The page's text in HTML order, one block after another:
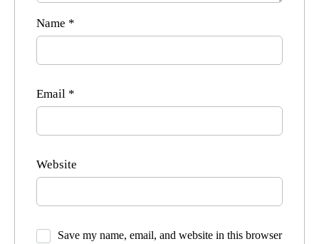
Name *
Email *
Website
Save my name, email, and website in this browser